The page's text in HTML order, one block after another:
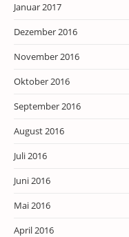
Januar 2017
Dezember 2016
November 2016
Oktober 2016
September 2016
August 2016
Juli 2016
Juni 2016
Mai 2016
April 2016